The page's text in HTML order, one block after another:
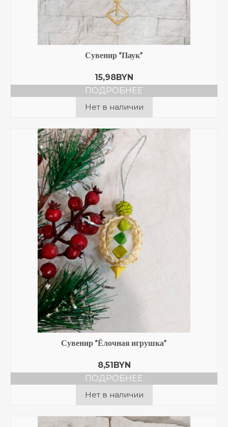
Сувенир “Паук”
15,98BYN
ПОДРОБНЕЕ
Нет в наличии
Сувенир “Ёлочная игрушка”
8,51BYN
ПОДРОБНЕЕ
Нет в наличии